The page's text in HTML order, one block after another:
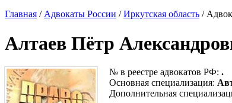
Главная / Адвокаты России /Иркутская область /
Алтаев Пётр
№ в реестре адвокатов РФ: .
Основная специализация:
Дополнительная